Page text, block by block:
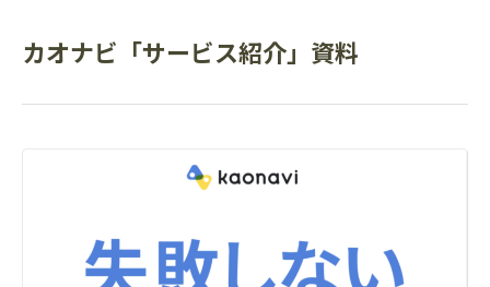
カオナビ「サービス紹介」資料